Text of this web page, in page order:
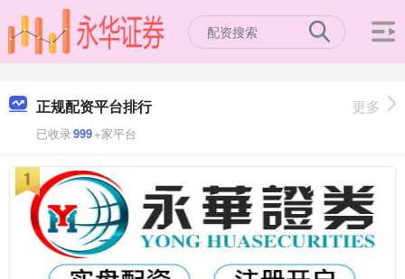
正规配资平台排行
已收录999+家平台
更多